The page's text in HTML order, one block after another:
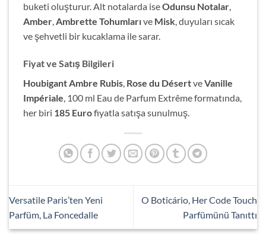
buketi oluşturur. Alt notalarda iseOdunsu Notalar,
Amber,Ambrette Tohumlarıve Misk, duyuları sıcak
ve şehvetli bir kucaklama ile sarar.
Fiyat ve Satış Bilgileri
Houbigant Ambre Rubis, Rose du DésertveVanille
Impériale, 100 ml Eau de Parfum Extrême formatında,
her biri 185 Eurofiyatla satışa sunulmuş.
Versatile Paris’ten Yeni
Parfüm, La Foncedalle
O Boticário, Her Code Touch
Parfümünü Tanıttı